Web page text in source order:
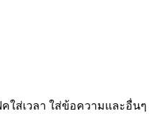
คใส่เวลา ใส่ข้อความและ